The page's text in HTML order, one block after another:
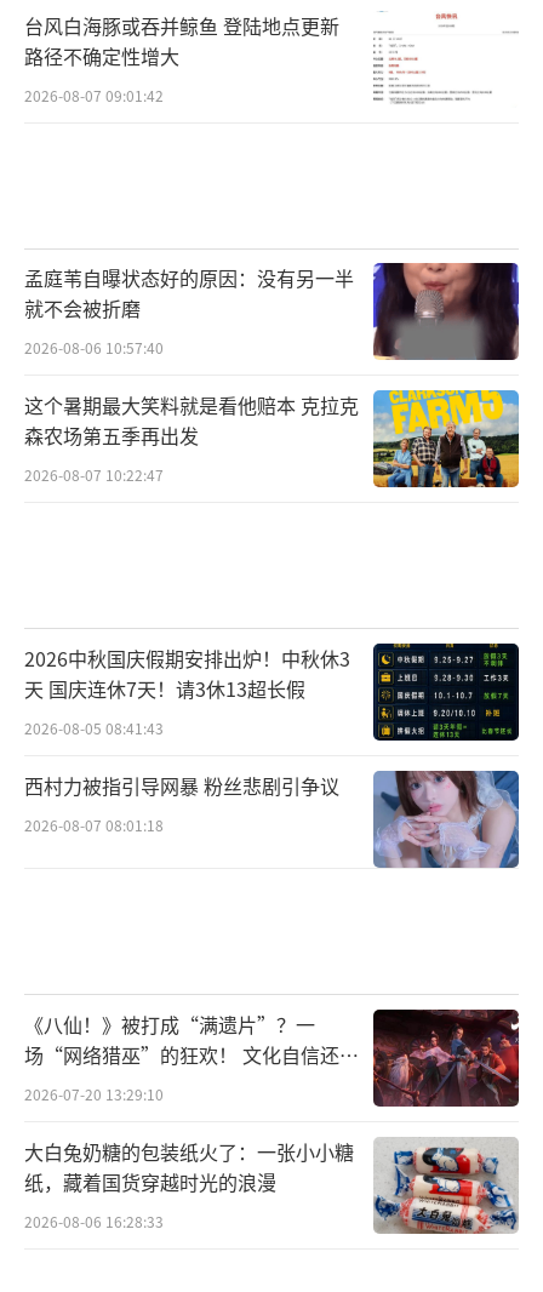
台风白海豚或吞并鲸鱼 登陆地点更新
路径不确定性增大
2026-08-07 09:01:42
孟庭苇自曝状态好的原因：没有另一半
就不会被折磨
2026-08-06 10:57:40
这个暑期最大笑料就是看他赔本 克拉克
森农场第五季再出发
2026-08-07 10:22:47
2026中秋国庆假期安排出炉！中秋休3
天 国庆连休7天！请3休13超长假
2026-08-05 08:41:43
西村力被指引导网暴 粉丝悲剧引争议
2026-08-07 08:01:18
《八仙！》被打成“满遗片”？一
场“网络猎巫”的狂欢！ 文化自信还是
焦虑？
2026-07-20 13:29:10
大白兔奶糖的包装纸火了：一张小小糖
纸，藏着国货穿越时光的浪漫
2026-08-06 16:28:33